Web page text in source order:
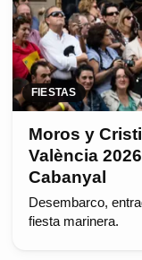
FIESTAS
Moros y
València
Cabanyal
Desembarco,
fiesta marinera.